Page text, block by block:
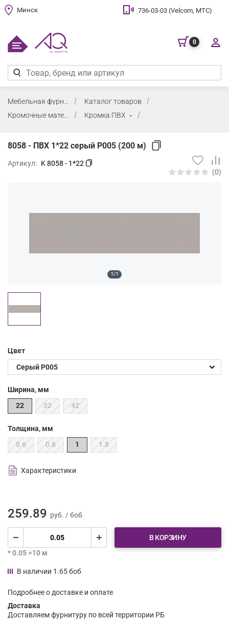
Минск 736-03-03 (Velcom, МТС)
0
Каталог товаров
Кромочные материалы и клей
Кромка ПВХ
8058 - ПВХ 1*22 серый P005 (200 м)
Артикул: K 8058 - 1*22
(0)
1/1
Цвет
Ширина, мм
22
32 42
Толщина, мм
0.6
0.8 1 1.8
Характеристики
259.89 руб. / боб
В КОРЗИНУ
* 0.05 =10 м
В наличии 1.65 боб
Подробнее о доставке и оплате
Доставка
Доставляем фурнитуру по всей территории РБ